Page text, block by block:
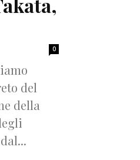
0
del
della